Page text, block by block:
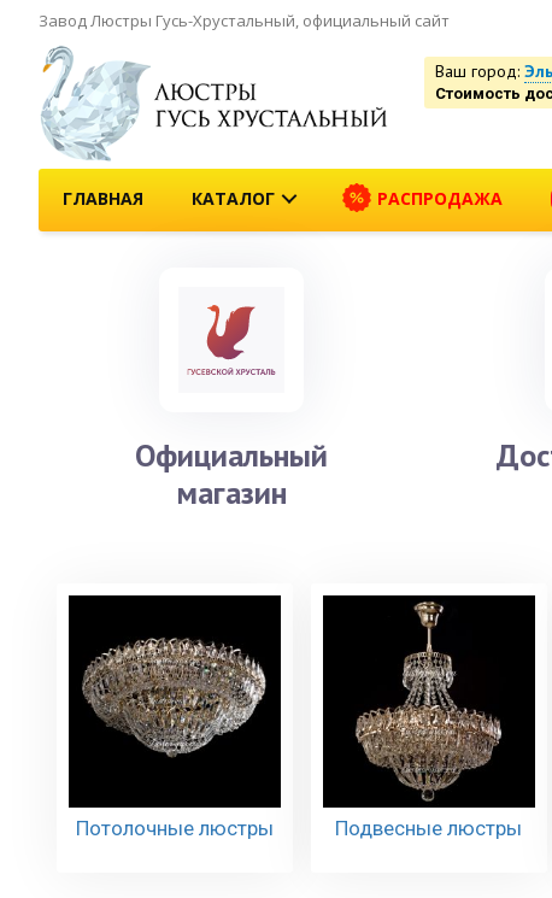
Завод Люстры Гусь-Хрустальный, официальный сайт
Ваш город:
Стоимость
ГЛАВНАЯ КАТАЛОГ РАСПРОДАЖА
Официальный
магазин
Потолочные люстры Подвесные люстры